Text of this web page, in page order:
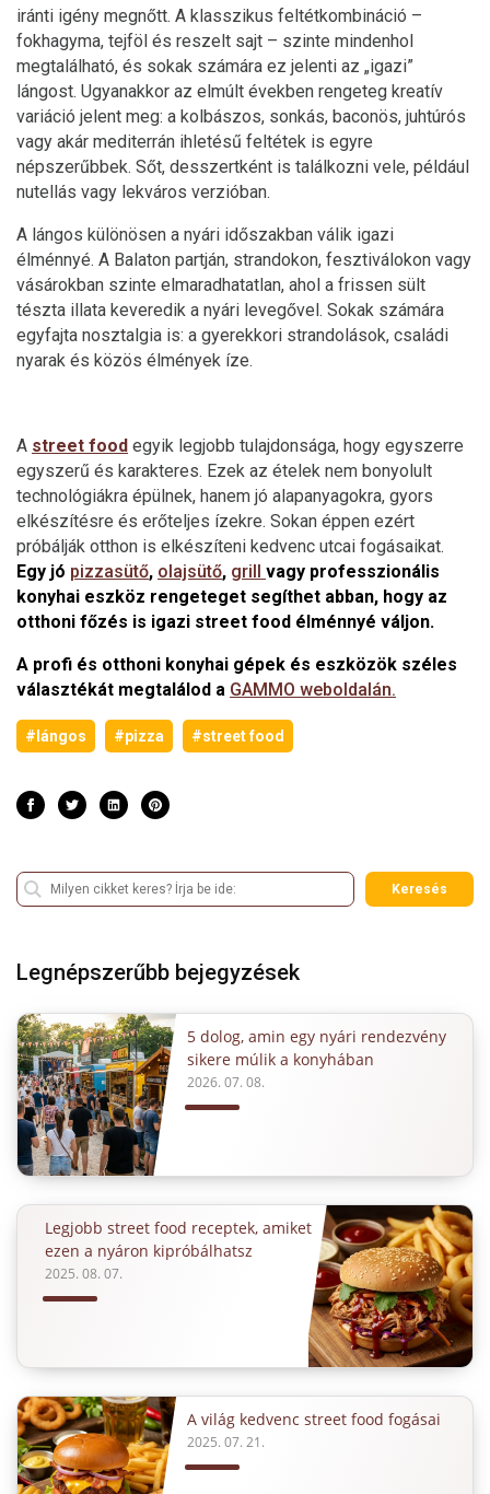
iránti igény megnőtt. A klasszikus feltétkombináció –
fokhagyma, tejföl és reszelt sajt – szinte mindenhol
megtalálható, és sokak számára ez jelenti az „igazi”
lángost. Ugyanakkor az elmúlt években rengeteg kreatív
variáció jelent meg: a kolbászos, sonkás, baconös, juhtúrós
vagy akár mediterrán ihletésű feltétek is egyre
népszerűbbek. Sőt, desszertként is találkozni vele, például
nutellás vagy lekváros verzióban.
A lángos különösen a nyári időszakban válik igazi
élménnyé. A Balaton partján, strandokon, fesztiválokon vagy
vásárokban szinte elmaradhatatlan, ahol a frissen sült
tészta illata keveredik a nyári levegővel. Sokak számára
egyfajta nosztalgia is: a gyerekkori strandolások, családi
nyarak és közös élmények íze.
A street food egyik legjobb tulajdonsága, hogy egyszerre
egyszerű és karakteres. Ezek az ételek nem bonyolult
technológiákra épülnek, hanem jó alapanyagokra, gyors
elkészítésre és erőteljes ízekre. Sokan éppen ezért
próbálják otthon is elkészíteni kedvenc utcai fogásaikat.
Egy jó pizzasütő, olajsütő, grill vagy professzionális
konyhai eszköz rengeteget segíthet abban, hogy az
otthoni főzés is igazi street food élménnyé váljon.
A profi és otthoni konyhai gépek és eszközök széles
választékát megtalálod a GAMMO weboldalán.
#lángos #pizza #street food
Keresés
Legnépszerűbb bejegyzések
5 dolog, amin egy nyári rendezvény
sikere múlik a konyhában
2026. 07. 08.
Legjobb street food receptek, amiket
ezen a nyáron kipróbálhatsz
2025. 08. 07.
A világ kedvenc street food fogásai
2025. 07. 21.